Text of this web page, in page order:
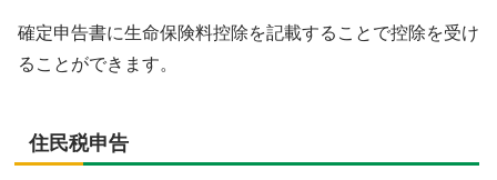
確定申告書に生命保険料控除を記載することで控除を受け
ることができます。
住民税申告